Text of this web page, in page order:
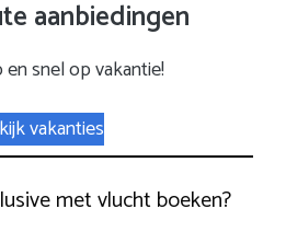
aanbiedingen
snel op vakantie!
vakanties
met vlucht boeken?